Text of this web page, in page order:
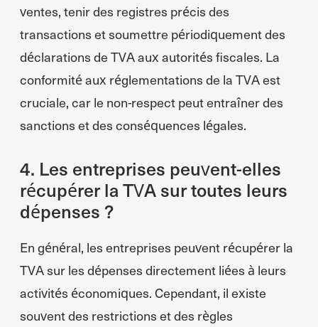
ventes, tenir des registres précis des
transactions et soumettre périodiquement des
déclarations de TVA aux autorités fiscales. La
conformité aux réglementations de la TVA est
cruciale, car le non-respect peut entraîner des
sanctions et des conséquences légales.
4. Les entreprises peuvent-elles
récupérer la TVA sur toutes leurs
dépenses ?
En général, les entreprises peuvent récupérer la
TVA sur les dépenses directement liées à leurs
activités économiques. Cependant, il existe
souvent des restrictions et des règles